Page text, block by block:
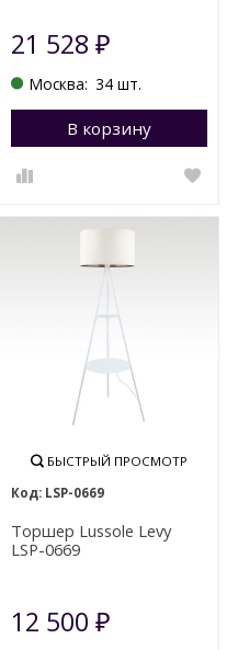
Перейти в корзину
21 528 ₽
Москва: 34 шт.
В корзину
БЫСТРЫЙ ПРОСМОТР
LSP-0669
Торшер Lussole Levy
LSP-0669
12 500 ₽